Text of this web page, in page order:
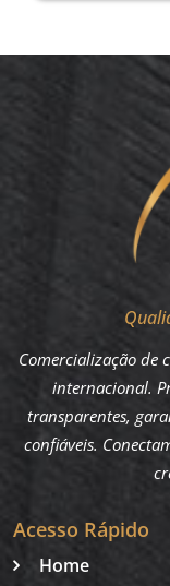
Comercialização de
internacional.
transparentes,
confiáveis.
Acesso Rápido
Home